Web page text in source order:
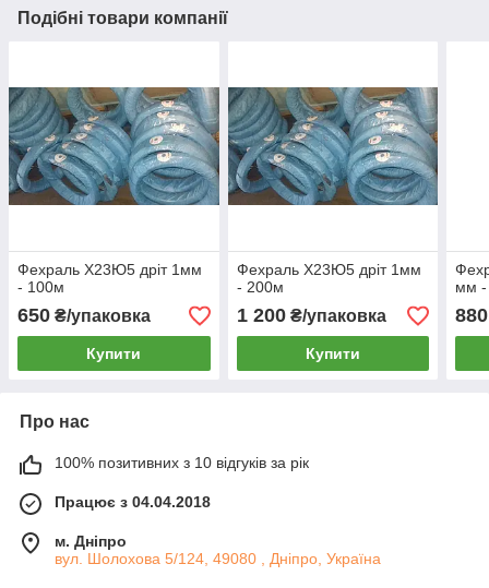
Подібні товари компанії
Фехраль Х23Ю5 дріт 1мм
- 100м
650 ₴/упаковка
Купити
Фехраль Х23Ю5 дріт 1мм
- 200м
1 200₴/упаковка
Купити
мм -
880
Про нас
100% позитивних з 10 відгуків за рік
Працює з 04.04.2018
м. Дніпро
вул. Шолохова 5/124, 49080 , Дніпро, Україна